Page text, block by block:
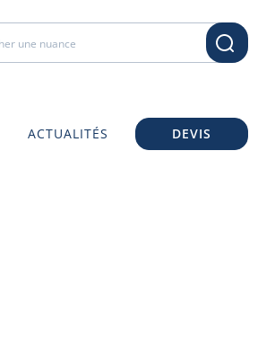
ACTUALITÉS DEVIS